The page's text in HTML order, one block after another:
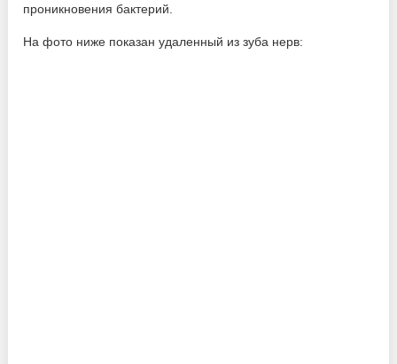
проникновения бактерий.
На фото ниже показан удаленный из зуба нерв: